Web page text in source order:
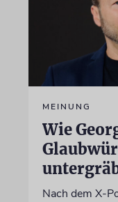
MEINUNG
Wie
Nach dem X-